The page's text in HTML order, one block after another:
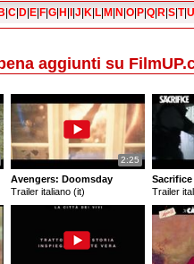
|C|D|E|F|G|H|I|J|K|L|M|N|O|P|Q|R|S|T|U
aggiunti su
2:25
Avengers: Doomsday
Trailer italiano (it)
Sacrifice
Trailer